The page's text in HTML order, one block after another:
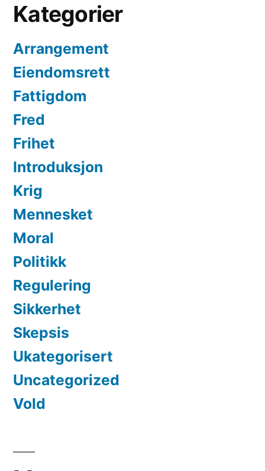
Kategorier
Arrangement
Eiendomsrett
Fattigdom
Fred
Frihet
Introduksjon
Krig
Mennesket
Moral
Politikk
Regulering
Sikkerhet
Skepsis
Ukategorisert
Uncategorized
Vold